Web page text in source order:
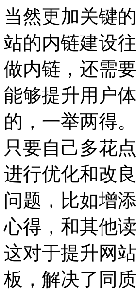
当然更加关键
站的内链建设
做内链，还需
能够提升用户
的，一举两得。
只要自己多花
进行优化和改
问题，比如增
心得，和其他
这对于提升网
板，解决了同